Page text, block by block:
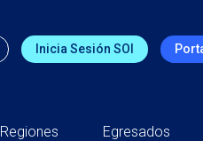
Inicia Sesión SOI
Regiones Egresados